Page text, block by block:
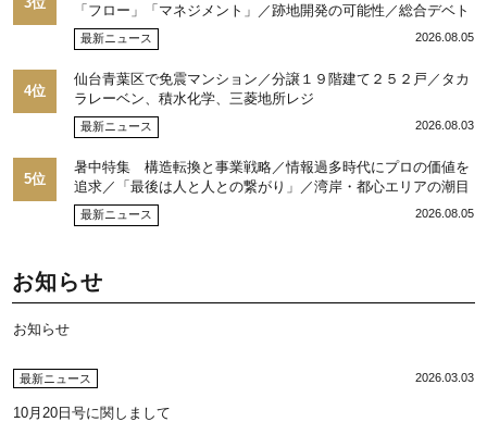
「フロー」「マネジメント」／跡地開発の可能性／総合デベト
ップ10目標に／自社ブランド構築へ体制整備／日本郵政不動産
／池田 明社長に聞く
最新ニュース 2026.08.05
4位
仙台青葉区で免震マンション／分譲１９階建て２５２戸／タカ
ラレーベン、積水化学、三菱地所レジ
最新ニュース 2026.08.03
5位
暑中特集 構造転換と事業戦略／情報過多時代にプロの価値を
追求／「最後は人と人との繋がり」／湾岸・都心エリアの潮目
を注視／“リパーク”次世代展開／三井不動産リアルティ／児玉
光博社長に聞く
最新ニュース 2026.08.05
お知らせ
お知らせ
最新ニュース 2026.03.03
10月20日号に関しまして